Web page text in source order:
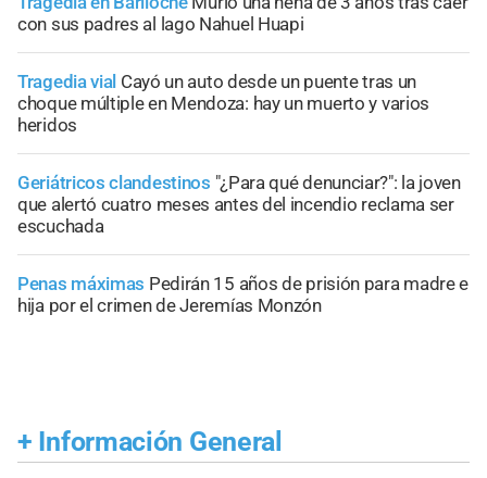
con sus padres al lago Nahuel Huapi
Tragedia vial Cayó un auto desde un puente tras un
choque múltiple en Mendoza: hay un muerto y varios
heridos
Geriátricos clandestinos "¿Para qué denunciar?": la joven
que alertó cuatro meses antes del incendio reclama ser
escuchada
Penas máximas Pedirán 15 años de prisión para madre e
hija por el crimen de Jeremías Monzón
+ Información General